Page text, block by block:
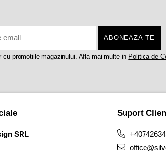
cu promotiile magazinului. Afla mai multe in Politica de
SRL
Suport